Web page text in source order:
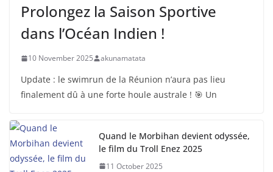
Prolongez la Saison Sportive
dans l’Océan Indien !
10 November 2025 akunamatata
Update : le swimrun de la Réunion n’aura pas lieu
finalement dû à une forte houle australe ! 🎯 Un
Quand le Morbihan devient odyssée,
le film du Troll Enez 2025
11 October 2025